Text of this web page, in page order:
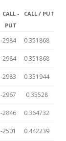
CALL -
PUT
CALL / PUT
-2984 0.351868
-2984 0.351868
-2983 0.351944
-2967 0.35528
-2846 0.364732
-2501 0.442239